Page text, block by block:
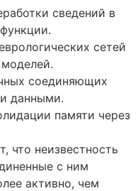
сведений в
сетей
соединяющих
данными.
памяти через
что неизвестность
с ним
активно, чем